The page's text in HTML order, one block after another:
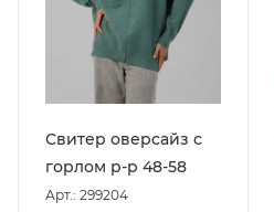
Свитер оверсайз с
горлом р-р 48-58
Арт.: 299204